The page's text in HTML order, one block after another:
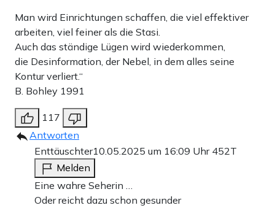
Man wird Einrichtungen schaffen, die viel effektiver
arbeiten, viel feiner als die Stasi.
Auch das ständige Lügen wird wiederkommen,
die Desinformation, der Nebel, in dem alles seine
Kontur verliert.“
B. Bohley 1991
117
Antworten
Enttäuschter10.05.2025 um 16:09 Uhr 452T
Melden
Eine wahre Seherin …
Oder reicht dazu schon gesunder